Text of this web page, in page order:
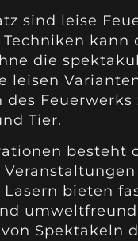
sind leise
kann
die
leisen
Feuerwerks
Tier.
besteht
bieten
Spektakeln